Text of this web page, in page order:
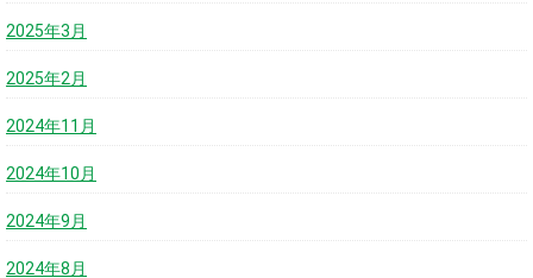
2025年3月
2025年2月
2024年11月
2024年10月
2024年9月
2024年8月